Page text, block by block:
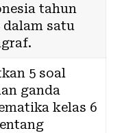
tahun
dalam satu
5 soal
ganda
kelas 6